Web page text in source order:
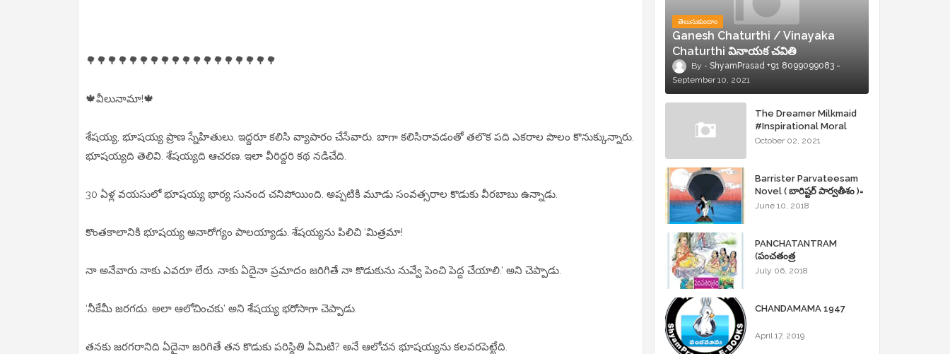
🌳🌳🌳🌳🌳🌳🌳🌳🌳🌳🌳🌳🌳🌳🌳🌳🌳🌳
🍁వీలునామా!🍁
శేషయ్య, భూషయ్య ప్రాణ స్నేహితులు. ఇద్దరూ కలిసి వ్యాపారం చేసేవారు. బాగా కలిసిరావడంతో తలొక పది ఎకరాల పొలం కొనుక్కున్నారు.
భూషయ్యది తెలివి. శేషయ్యది ఆచరణ. ఇలా వీరిద్దరి కథ నడిచేది.
30 ఏళ్ల వయసులో భూషయ్య భార్య సునంద చనిపోయింది. అప్పటికి మూడు సంవత్సరాల కొడుకు వీరబాబు ఉన్నాడు.
కొంతకాలానికి భూషయ్య అనారోగ్యం పాలయ్యాడు. శేషయ్యను పిలిచి ‘మిత్రమా!
నా అనేవారు నాకు ఎవరూ లేరు. నాకు ఏదైనా ప్రమాదం జరిగితే నా కొడుకును నువ్వే పెంచి పెద్ద చేయాలి.’ అని చెప్పాడు.
‘నీకేమీ జరగదు. అలా ఆలోచించకు’ అని శేషయ్య భరోసాగా చెప్పాడు.
తనకు జరగరానిది ఏదైనా జరిగితే తన కొడుకు పరిస్థితి ఏమిటి? అనే ఆలోచన భూషయ్యను కలవరపెట్టేది.
తెలుసుకుందాం
Ganesh Chaturthi / Vinayaka
Chaturthi వినాయక చవితి
ShyamPrasad +91 8099099083
September 10, 2021
The Dreamer Milkmaid
#Inspirational Moral
Stories
October 02, 2021
Barrister Parvateesam
Novel ( బారిష్టర్ పార్వతీశం )=
ShyamPrasad =
June 10, 2018
PANCHATANTRAM
(పంచతంత్ర
కథలు)Andhrajyothy
July 06, 2018
CHANDAMAMA 1947
April 17, 2019